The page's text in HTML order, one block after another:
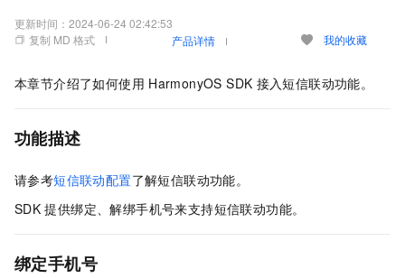
更新时间： 2024-06-24 02:42:53
复制 MD 格式
产品详情 我的收藏
本章节介绍了如何使用 HarmonyOS SDK 接入短信联动功能。
功能描述
请参考短信联动配置了解短信联动功能。
SDK 提供绑定、解绑手机号来支持短信联动功能。
绑定手机号